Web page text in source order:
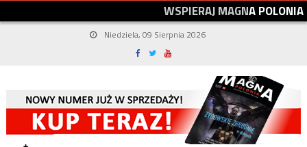
WSPIERAJMAGNAPOLONIA
Niedziela, 09 Sierpnia 2026